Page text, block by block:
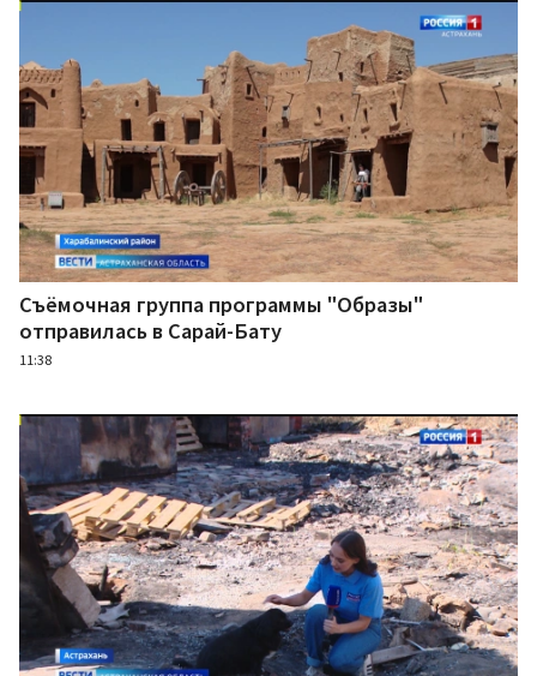
Съёмочная группа программы "Образы"
отправилась в Сарай-Бату
11:38